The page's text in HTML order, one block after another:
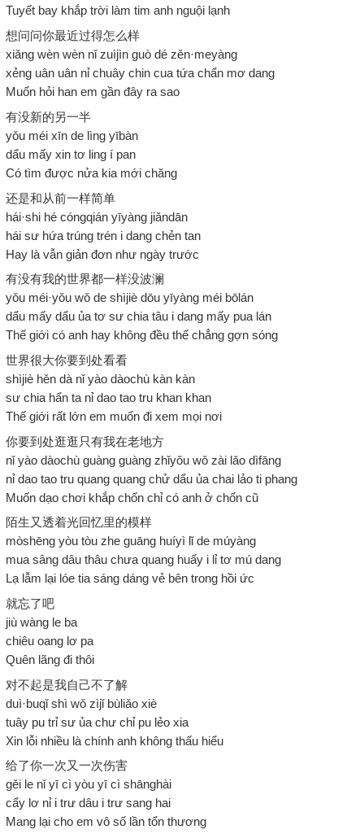
Tuyết bay khắp trời làm tim anh nguội lạnh
想问问你最近过得怎么样
xiǎng wèn wèn nǐ zuìjìn guò dé zěn·meyàng
xẻng uân uân nỉ chuây chin cua tứa chẩn mơ dang
Muốn hỏi han em gần đây ra sao
有没新的另一半
yǒu méi xīn de lìng yībàn
dẩu mấy xin tơ ling í pan
Có tìm được nửa kia mới chăng
还是和从前一样简单
hái·shi hé cóngqián yīyàng jiǎndān
hái sư hứa trúng trén i dang chẻn tan
Hay là vẫn giản đơn như ngày trước
有没有我的世界都一样没波澜
yǒu méi·yǒu wǒ de shìjiè dōu yīyàng méi bōlán
dẩu mấy dẩu ủa tơ sư chia tâu i dang mấy pua lán
Thế giới có anh hay không đều thế chẳng gợn sóng
世界很大你要到处看看
shìjiè hěn dà nǐ yào dàochù kàn kàn
sư chia hẩn ta nỉ dao tao tru khan khan
Thế giới rất lớn em muốn đi xem mọi nơi
你要到处逛逛只有我在老地方
nǐ yào dàochù guàng guàng zhǐyǒu wǒ zài lǎo dìfāng
nỉ dao tao tru quang quang chử dẩu ủa chai lảo ti phang
Muốn dạo chơi khắp chốn chỉ có anh ở chốn cũ
陌生又透着光回忆里的模样
mòshēng yòu tòu zhe guāng huíyì lǐ de múyàng
mua sâng dâu thâu chưa quang huấy i lỉ tơ mú dang
Lạ lẫm lại lóe tia sáng dáng vẻ bên trong hồi ức
就忘了吧
jiù wàng le ba
chiêu oang lơ pa
Quên lãng đi thôi
对不起是我自己不了解
duì·buqǐ shì wǒ zìjǐ bùliǎo xiè
tuây pu trỉ sư ủa chư chỉ pu lẻo xia
Xin lỗi nhiều là chính anh không thấu hiểu
给了你一次又一次伤害
gěi le nǐ yī cì yòu yī cì shānghài
cẩy lơ nỉ i trư dâu i trư sang hai
Mang lại cho em vô số lần tổn thương